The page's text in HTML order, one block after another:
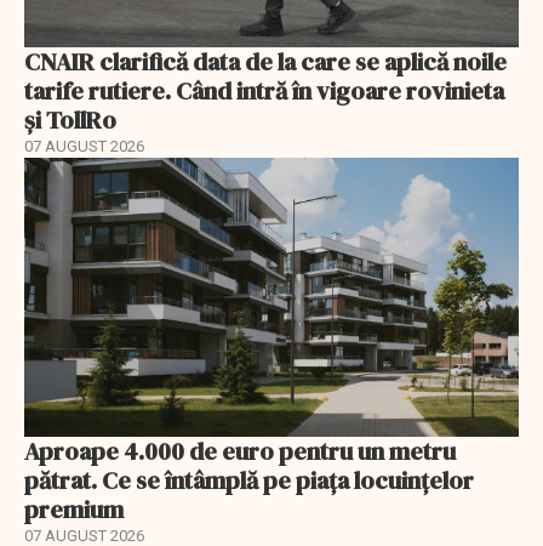
CNAIR clarifică data de la care se aplică noile
tarife rutiere. Când intră în vigoare rovinieta
și TollRo
07 AUGUST 2026
Aproape 4.000 de euro pentru un metru
pătrat. Ce se întâmplă pe piața locuințelor
premium
07 AUGUST 2026